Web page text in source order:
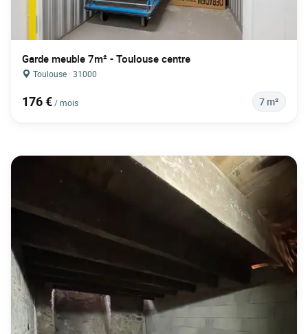
Garde meuble 7m² - Toulouse centre
Toulouse · 31000
176 €/ mois 7 m²